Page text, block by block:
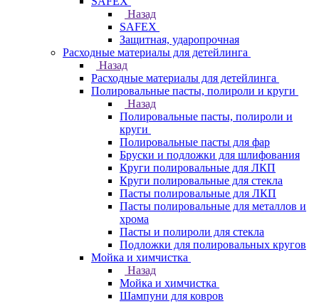
Назад
SAFEX
Защитная, ударопрочная
Расходные материалы для детейлинга
Назад
Расходные материалы для детейлинга
Полировальные пасты, полироли и круги
Назад
Полировальные пасты, полироли и
круги
Полировальные пасты для фар
Бруски и подложки для шлифования
Круги полировальные для ЛКП
Круги полировальные для стекла
Пасты полировальные для ЛКП
Пасты полировальные для металлов и
хрома
Пасты и полироли для стекла
Подложки для полировальных кругов
Мойка и химчистка
Назад
Мойка и химчистка
Шампуни для ковров